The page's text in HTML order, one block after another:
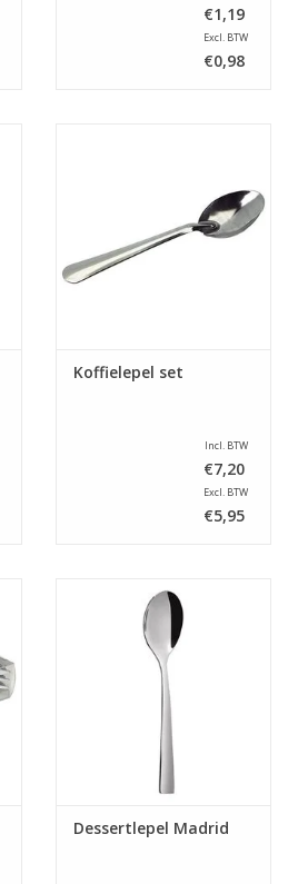
€1,19
Excl. BTW
€0,98
Koffielepel set
Incl. BTW
€7,20
Excl. BTW
€5,95
Dessertlepel Madrid